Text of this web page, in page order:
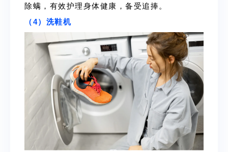
除螨，有效护理身体健康，备受追捧。
（4）洗鞋机